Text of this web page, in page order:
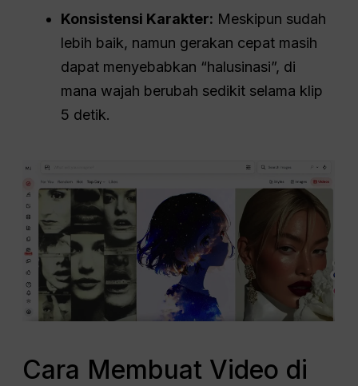
Konsistensi Karakter: Meskipun sudah
lebih baik, namun gerakan cepat masih
dapat menyebabkan “halusinasi”, di
mana wajah berubah sedikit selama klip
5 detik.
Cara Membuat Video di